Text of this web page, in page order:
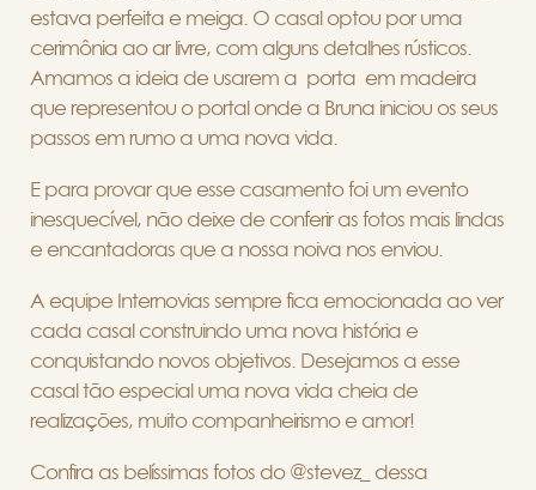
estava perfeita e meiga. O casal optou por uma
cerimônia ao ar livre, com alguns detalhes rústicos.
Amamos a ideia de usarem a porta em madeira
que representou o portal onde a Bruna iniciou os seus
passos em rumo a uma nova vida.
E para provar que esse casamento foi um evento
inesquecível, não deixe de conferir as fotos mais lindas
e encantadoras que a nossa noiva nos enviou.
A equipe Internovias sempre fica emocionada ao ver
cada casal construindo uma nova história e
conquistando novos objetivos. Desejamos a esse
casal tão especial uma nova vida cheia de
realizações, muito companheirismo e amor!
Confira as belíssimas fotos do @stevez_ dessa